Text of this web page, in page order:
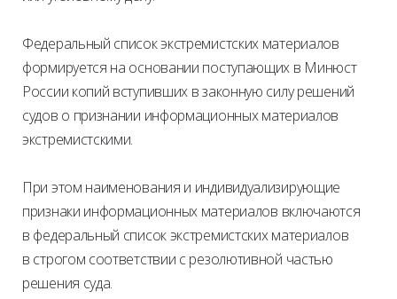
Федеральный список экстремистских материалов
формируется на основании поступающих в Минюст
России копий вступивших в законную силу решений
судов о признании информационных материалов
экстремистскими.
При этом наименования и индивидуализирующие
признаки информационных материалов включаются
в федеральный список экстремистских материалов
в строгом соответствии с резолютивной частью
решения суда.